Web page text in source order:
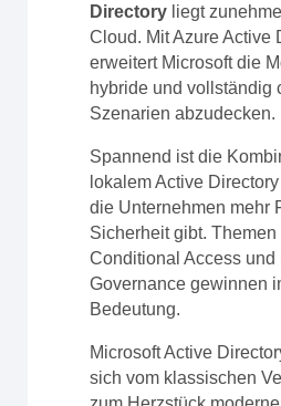
Directoryliegt
Cloud. Mit Azure Active
erweitert Microsoft die
hybride und vollständig
Szenarien abzudecken.
Spannend ist die
lokalem Active
die Unternehmen mehr
Sicherheit gibt. Themen
Conditional Access und
Governance gewinnen
Bedeutung.
Microsoft Active
sich vom klassischen